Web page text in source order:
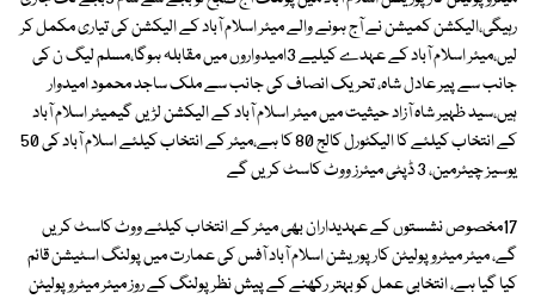
رہیگی،الیکشن کمیشن نے آج ہونے والے میئر اسلام آباد کے الیکشن کی تیاری مکمل کر
لیں،میئر اسلام آباد کے عہدے کیلیے 3امیدواروں میں مقابلہ ہوگا،مسلم لیگ ن کی
جانب سے پیر عادل شاہ، تحریک انصاف کی جانب سے ملک ساجد محمود امیدوار
ہیں،سید ظہیر شاہ آزاد حیثیت میں میئر اسلام آباد کے الیکشن لڑیں گیمیئر اسلام آباد
کے انتخاب کیلئے کا الیکٹورل کالج 80 کا ہے،میئر کے انتخاب کیلئے اسلام آباد کی 50
یوسیز چیئرمین، 3 ڈپٹی میئرز ووٹ کاسٹ کریں گے
17مخصوص نشستوں کے عہدیداران بھی میئر کے انتخاب کیلئے ووٹ کاسٹ کریں
گے، میئر میٹروپولیٹن کارپوریشن اسلام آباد آفس کی عمارت میں پولنگ اسٹیشن قائم
کیا گیا ہے، انتخابی عمل کو بہتر رکھنے کے پیش نظر پولنگ کے روز میئر میٹروپولیٹن